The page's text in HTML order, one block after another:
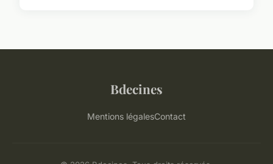
Bdecines
Mentions légalesContact